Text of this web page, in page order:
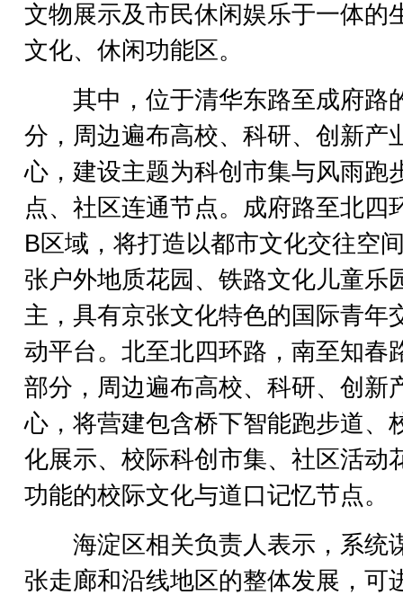
文物展示及市民休闲娱乐于一体的
文化、休闲功能区。
其中，位于清华东路至成府路
分，周边遍布高校、科研、创新产
心，建设主题为科创市集与风雨跑
点、社区连通节点。成府路至北四
B区域，将打造以都市文化交往空
张户外地质花园、铁路文化儿童乐
主，具有京张文化特色的国际青年
动平台。北至北四环路，南至知春
部分，周边遍布高校、科研、创新
心，将营建包含桥下智能跑步道、
化展示、校际科创市集、社区活动
功能的校际文化与道口记忆节点。
海淀区相关负责人表示，系统
张走廊和沿线地区的整体发展，可